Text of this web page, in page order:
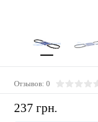
Отзывов: 0
237 грн.